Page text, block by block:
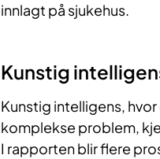
innlagt på sjukehus.
Kunstig
Kunstig intelligens,
komplekse problem,
I rapporten blir flere